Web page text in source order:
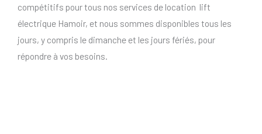
compétitifs pour tous nos services de location lift
électrique Hamoir, et nous sommes disponibles tous les
jours, y compris le dimanche et les jours fériés, pour
répondre à vos besoins.